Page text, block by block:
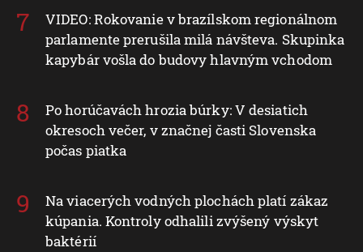
VIDEO: Rokovanie v brazílskom regionálnom
parlamente prerušila milá návšteva. Skupinka
kapybár vošla do budovy hlavným vchodom
Po horúčavách hrozia búrky: V desiatich
okresoch večer, v značnej časti Slovenska
počas piatka
Na viacerých vodných plochách platí zákaz
kúpania. Kontroly odhalili zvýšený výskyt
baktérií